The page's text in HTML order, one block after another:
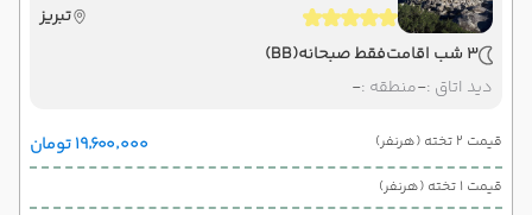
تبریز
3 شب اقامت
فقط صبحانه(BB)
دید اتاق :-منطقه :-
قیمت 2 تخته (هرنفر) ۱۹٬۶۰۰٬۰۰۰ تومان
قیمت 1 تخته (هرنفر)